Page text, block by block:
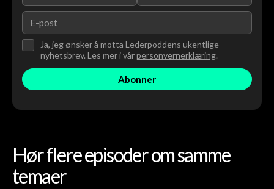
Ja, jeg ønsker å motta Lederpoddens ukentlige
nyhetsbrev. Les mer i vårpersonvernerklæring.
Hør flere episoder om samme
temaer